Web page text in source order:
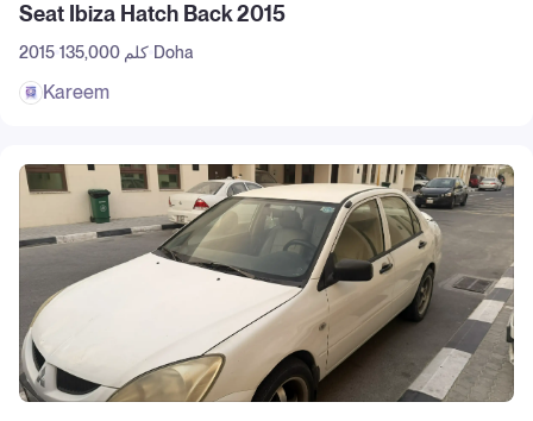
Seat Ibiza Hatch Back 2015
2015 135,000 كلم Doha
Kareem